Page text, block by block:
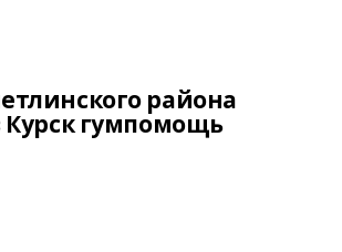
района
Курск гумпомощь